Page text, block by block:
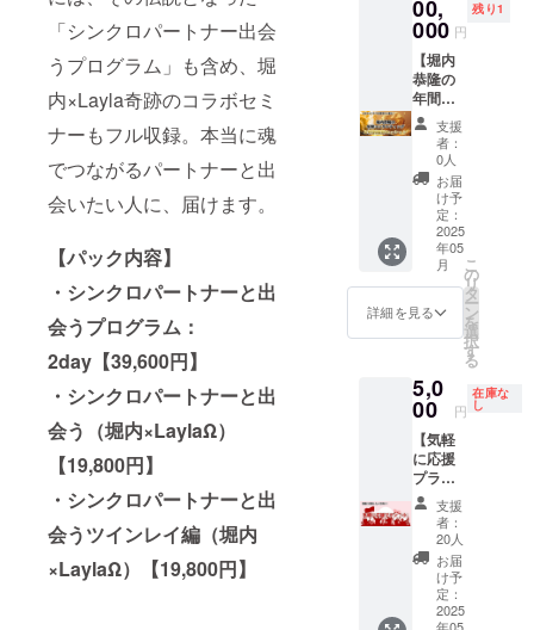
「シンクロパートナー出会
うプログラム」も含め、堀
内×Layla奇跡のコラボセミ
ナーもフル収録。本当に魂
でつながるパートナーと出
会いたい人に、届けます。
【パック内容】
・シンクロパートナーと出
会うプログラム：
2day【39,600円】
・シンクロパートナーと出
会う（堀内×LaylaΩ）
【19,800円】
・シンクロパートナーと出
会うツインレイ編（堀内
×LaylaΩ）【19,800円】
るよう
な“つな
がり”を
感じら
れる出
会いが
訪れま
す。 孤
独も、
不安
も、す
べてが
祝福
だった
とわか
るで
しょ
う。 あ
もう、
世界に
合わせ
て生き
るので
はなく
── 魂の
約束に
導かれ
て 本当
に自分
らしい
人生を
影響力
を高め
ができ
ます。
AIやラ
イティ
ングの
経験が
ない初
心者で
も安心
してご
参加い
ただけ
です。
■こんな
メ！ ・
SNSや
メルマ
ガ、本
の原稿
など、
自分ら
しいオ
リジナ
ルコン
テンツ
を作り
たい ・
ラス
（通常
価格
21,000
円） ・
インス
ピレー
ション
力 レベ
ルアッ
プクラ
ス（通
常価格
154,000
円／5日
間フル
セッ
【175,0
00円】
限定価
格】 ︎ ク
ラファ
ン特別
価格
【70,00
0円】
このプ
レミア
ムパッ
e撮影立
ち会い
権利 ・
撮影後
の質
問・交
流タイ
ム（堀
内・ゲ
ストと
の交
流） ・
人生を
変える
ヒント
が満載
特別ゲ
ストと
の貴重
な撮影
現場
で、素
敵なひ
ととき
をぜひ
お楽し
みくだ
さい。
項】 ・
ランチ
会の日
程や場
所は個
別にご
相談の
上、決
定いた
しま
す。 ・
大阪以
外で開
催の場
合、堀
内の交
通費・
滞在費
催者様
負担と
なりま
す。 ・
主催者
様ご自
身の交
通費・
滞在費
等はご
自身で
ご負担
くださ
リラク
ゼー
ション
や特別
な瞑想
ワーク
など、
ここで
しか味
わえな
い非日
常のプ
ログラ
ムをご
用意し
ていま
す。 初
心者の
一人で
のご参
加も安
心して
楽しめ
るよ
う、温
かくサ
ポート
いたし
ます。
さら
に、こ
在、非
売品の
動画で
す ・
LDMス
ター
シード
エディ
ション
（ス
ター
シード
覚醒の
はじま
り）
【21,00
0円】
・LDM
シード
タオ
（ス
ター
シード
の魂の
道を開
く）
【21,00
0円】
・LDM
スター
シード
りを──
この一
つで完
全に目
覚めさ
せる。
堀内が
16年以
上にわ
たり、
魂と現
実創造
のため
に開
発・実
践し続
けてき
た 伝説
ナーた
ちをす
べて集
約した
【最終
完全
版】で
す。 ■
収録内
容 ※す
べてこ
のクラ
ファン
00,
000 円
残り1
【堀内
恭隆の
年間コ
ンサル
ティン
グ＆特
別個別
セッ
ショ
ン】 堀
内恭隆
は、こ
れまで
に
15,000
名以上
やビジ
ネスの
課題解
決をサ
ポート
してき
まし
た。特
別なエ
ネル
ギー
ワーク
やパラ
支援
者：
0人
お届
け予
定：
2025
年05
月
詳細を見る
こ
の
リ
タ
ー
ン
を
選
択
す
る
5,0
00 円
在庫な
し
【気軽
に応援
プラン
（小）
】 イベ
ントに
は参加
が難し
いけれ
ど、堀
支援
者：
20人
お届
け予
定：
2025
年05